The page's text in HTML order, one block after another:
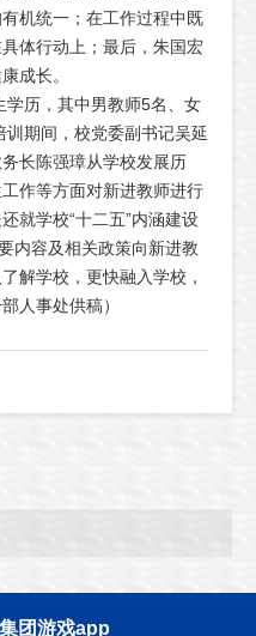
机统一；在工作过程中既
体行动上；最后，朱国宏
成长。
历，其中男教师5名、女
期间，校党委副书记吴延
长陈强璋从学校发展历
作等方面对新进教师进行
就学校“十二五”内涵建设
内容及相关政策向新进教
解学校，更快融入学校，
人事处供稿）
团游戏app